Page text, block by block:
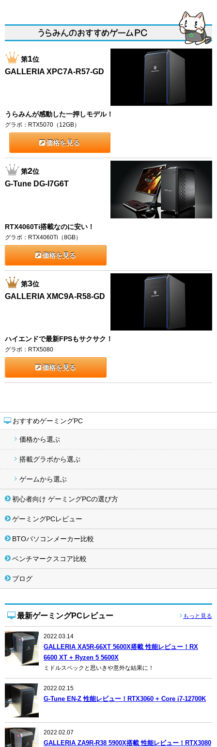
おすすめゲーミングPC
価格から選ぶ
搭載グラボから選ぶ
ゲームから選ぶ
初心者向け ゲーミングPCの選び方
ゲーミングPCレビュー
BTOパソコンメーカー比較
ベンチマークスコア比較
ブログ
最新ゲーミングPCレビュー もっと見る
2022.03.14
GALLERIA XA5R-66XT 5600X搭載 性能レビュー！RX
6600 XT + Ryzen 5 5600X
ミドルスペックと思いきや意外な結果に！
2022.02.15
G-Tune EN-Z 性能レビュー！RTX3060 + Core i7-12700K
2022.02.07
GALLERIA ZA9R-R38 5900X搭載 性能レビュー！RTX3080
第1位
GALLERIA XPC7A-R57-GD
うらみんが感動した一押しモデル！
グラボ：RTX5070（12GB）
価格を見る
第2位
G-Tune DG-I7G6T
RTX4060Ti搭載なのに安い！
グラボ：RTX4060Ti（8GB）
価格を見る
第3位
GALLERIA XMC9A-R58-GD
ハイエンドで最新FPSもサクサク！
グラボ：RTX5080
価格を見る